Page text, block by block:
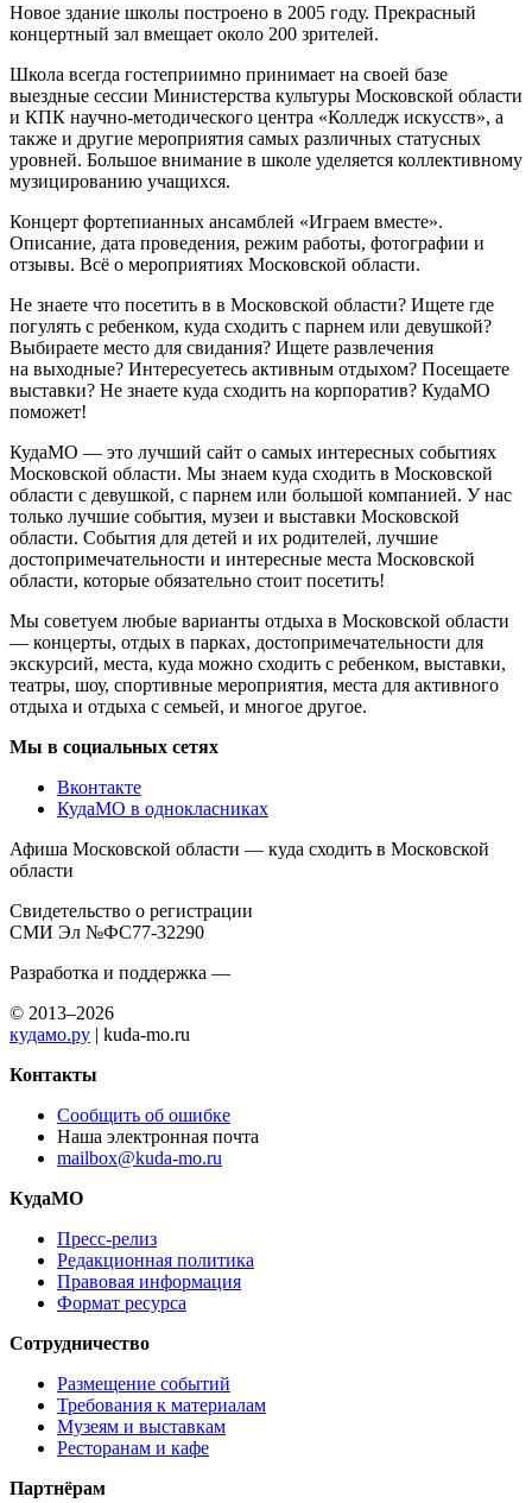
Новое здание школы построено в 2005 году. Прекрасный
концертный зал вмещает около 200 зрителей.
Школа всегда гостеприимно принимает на своей базе
выездные сессии Министерства культуры Московской области
и КПК научно-методического центра «Колледж искусств», а
также и другие мероприятия самых различных статусных
уровней. Большое внимание в школе уделяется коллективному
музицированию учащихся.
Концерт фортепианных ансамблей «Играем вместе».
Описание, дата проведения, режим работы, фотографии и
отзывы. Всё о мероприятиях Московской области.
Не знаете что посетить в в Московской области? Ищете где
погулять с ребенком, куда сходить с парнем или девушкой?
Выбираете место для свидания? Ищете развлечения
на выходные? Интересуетесь активным отдыхом? Посещаете
выставки? Не знаете куда сходить на корпоратив? КудаМО
поможет!
КудаМО — это лучший сайт о самых интересных событиях
Московской области. Мы знаем куда сходить в Московской
области с девушкой, с парнем или большой компанией. У нас
только лучшие события, музеи и выставки Московской
области. События для детей и их родителей, лучшие
достопримечательности и интересные места Московской
области, которые обязательно стоит посетить!
Мы советуем любые варианты отдыха в Московской области
— концерты, отдых в парках, достопримечательности для
экскурсий, места, куда можно сходить с ребенком, выставки,
театры, шоу, спортивные мероприятия, места для активного
отдыха и отдыха с семьей, и многое другое.
Мы в социальных сетях
Вконтакте
КудаМО в однокласниках
Афиша Московской области — куда сходить в Московской
области
Свидетельство о регистрации
СМИ Эл №ФС77-32290
Разработка и поддержка —
© 2013–2026
кудамо.ру | kuda-mo.ru
Контакты
Сообщить об ошибке
Наша электронная почта
mailbox@kuda-mo.ru
КудаМО
Пресс-релиз
Редакционная политика
Правовая информация
Формат ресурса
Сотрудничество
Размещение событий
Требования к материалам
Музеям и выставкам
Ресторанам и кафе
Партнёрам